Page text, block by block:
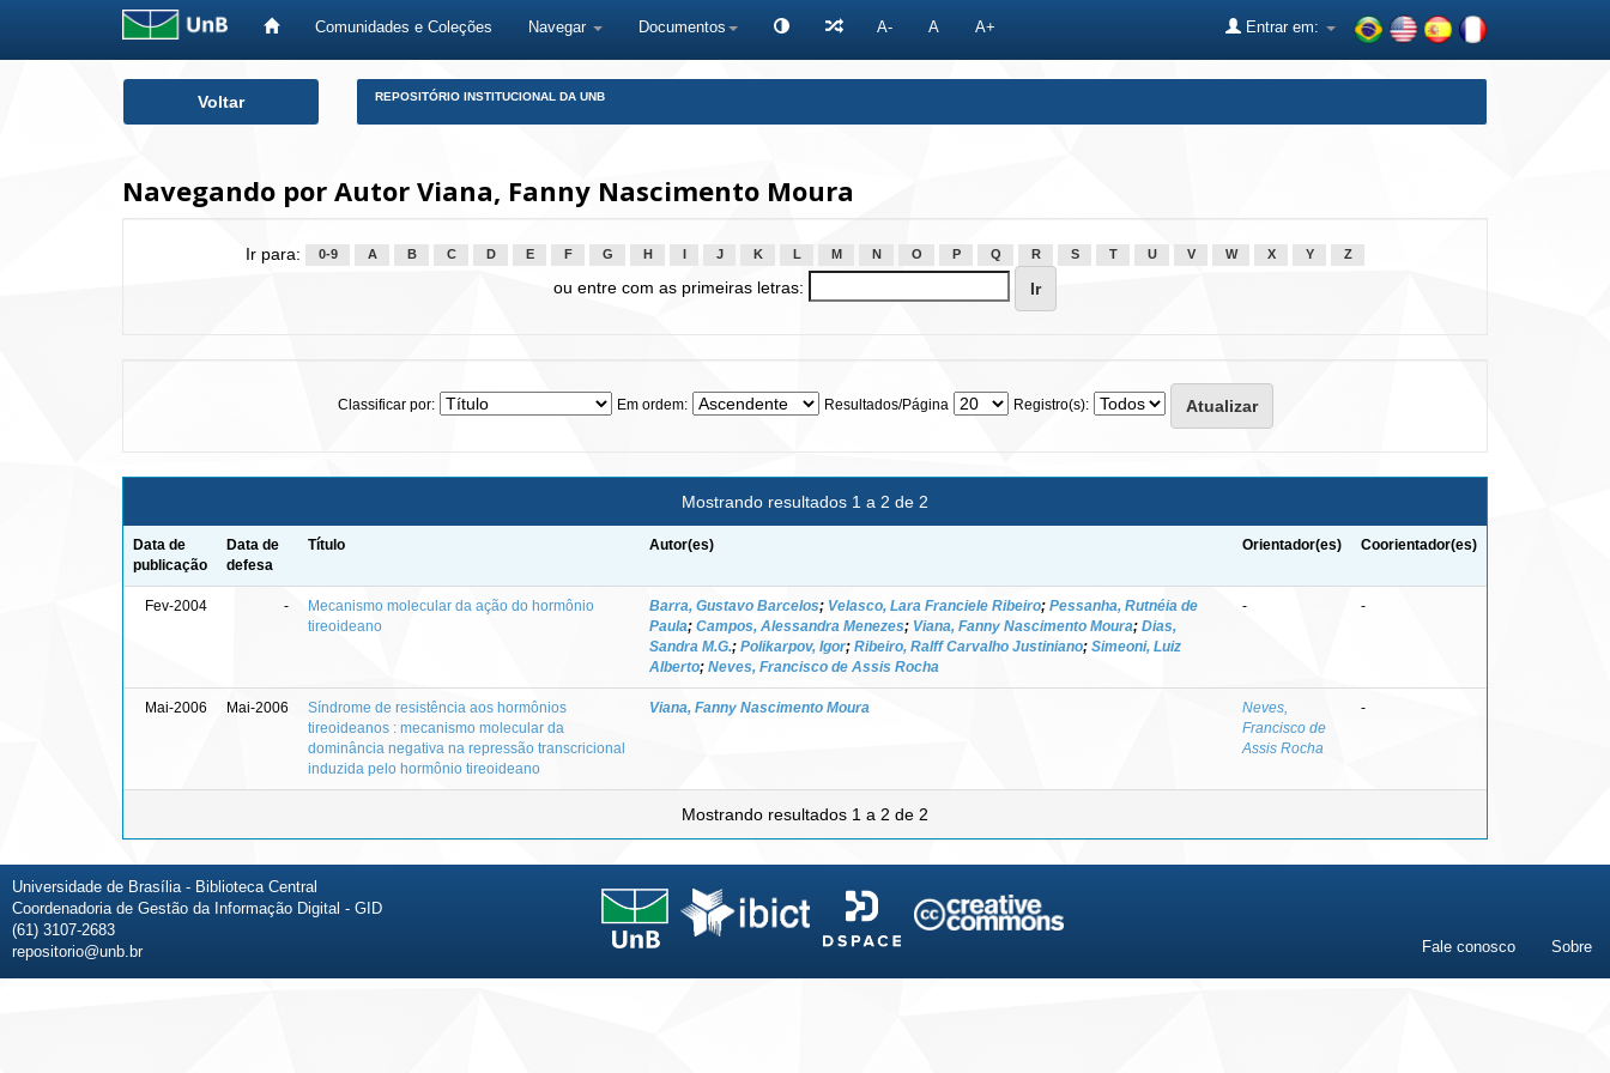
Comunidades e Coleções Navegar Documentos A- A A+ Entrar em:
Voltar REPOSITÓRIO INSTITUCIONAL DA UNB
Navegando por Autor Viana, Fanny Nascimento Moura
Ir para: 0-9 A B C D E F G H J K L M N O P Q R S T U V W X Y Z
ou entre com as primeiras letras:
Classificar por: Em ordem: Resultados/Página Registro(s):
Mostrando resultados 1 a 2 de 2
Data de
publicação
Data de
defesa
Título Autor(es) Orientador(es) Coorientador(es)
Fev-2004 -
Mecanismo molecular da ação do hormônio
tireoideano
Barra, Gustavo Barcelos; Velasco, Lara Franciele Ribeiro; Pessanha, Rutnéia de
Paula; Campos, Alessandra Menezes; Viana, Fanny Nascimento Moura; Dias,
Sandra M.G.; Polikarpov, Igor; Ribeiro, Ralff Carvalho Justiniano; Simeoni, Luiz
Alberto; Neves, Francisco de Assis Rocha
- -
Mai-2006 Mai-2006
Síndrome de resistência aos hormônios
tireoideanos : mecanismo molecular da
dominância negativa na repressão transcricional
induzida pelo hormônio tireoideano
Viana, Fanny Nascimento Moura
Neves,
Francisco de
Assis Rocha
-
Mostrando resultados 1 a 2 de 2
Universidade de Brasília - Biblioteca Central
Coordenadoria de Gestão da Informação Digital - GID
(61) 3107-2683
repositorio@unb.br
Fale conosco Sobre